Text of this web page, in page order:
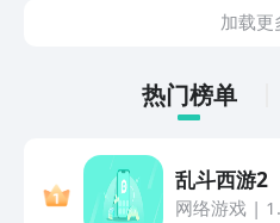
加载更
热门榜单
乱斗西游2
网络游戏|